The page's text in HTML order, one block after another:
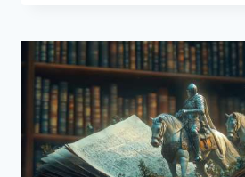
HISTOIRE
DE
ART
ET
ARCHÉOLOGIE